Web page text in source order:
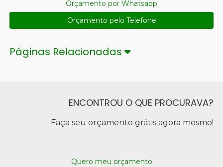
Orçamento por Whatsapp
Orçamento pelo Telefone
Páginas Relacionadas
ENCONTROU O QUE PROCURAVA?
Faça seu orçamento grátis agora mesmo!
Quero meu orçamento